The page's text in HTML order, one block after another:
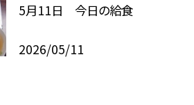
5月11日 今日の給食
2026/05/11